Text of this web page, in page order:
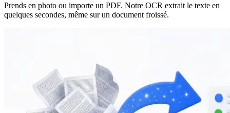
Prends en photo ou importe un PDF. Notre OCR extrait le texte en
quelques secondes, même sur un document froissé.